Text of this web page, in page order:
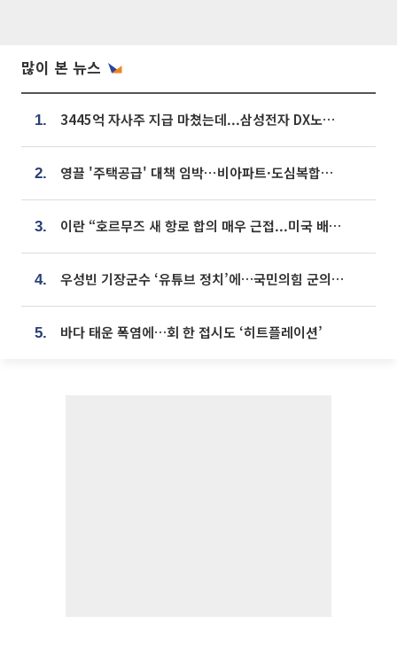
많이 본 뉴스
1. 3445억 자사주 지급 마쳤는데...삼성전자 DX노조, 뒤늦은 '떼쓰기 집회'
2. 영끌 '주택공급' 대책 임박⋯비아파트·도심복합까지 총동원
3. 이란 “호르무즈 새 항로 합의 매우 근접...미국 배상 먼저”
4. 우성빈 기장군수 ‘유튜브 정치’에…국민의힘 군의원들 집단 반발
5. 바다 태운 폭염에…회 한 접시도 ‘히트플레이션’